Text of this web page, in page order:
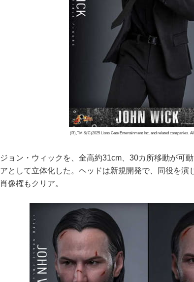
(R),TM &(C)2025 Lions Gate Entertainment Inc. and related companies.
ジョン・ウィックを、全高約31cm、30カ所移動が可
アとして立体化した。ヘッドは新規開発で、同役を演
肖像権もクリア。